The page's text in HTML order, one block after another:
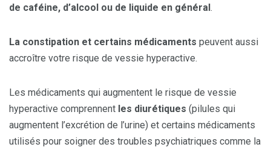
de caféine, d’alcool ou de liquide en général .
La constipation et certains médicaments peuvent aussi
accroître votre risque de vessie hyperactive.
Les médicaments qui augmentent le risque de vessie
hyperactive comprennent les diurétiques (pilules qui
augmentent l’excrétion de l’urine) et certains médicaments
utilisés pour soigner des troubles psychiatriques comme la